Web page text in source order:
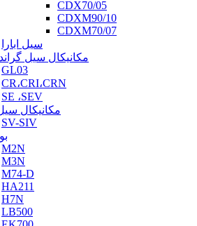
CDX70/05
CDXM90/10
CDXM70/07
سیل ابارا
مکانیکال سیل
GL03
CR،CRI،CRN
SE ،SEV
مکانیکال سیل
SV-SIV
M2N
M3N
M74-D
HA211
H7N
LB500